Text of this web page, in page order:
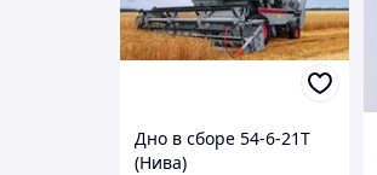
Дно в сборе 54-6-21Т
(Нива)